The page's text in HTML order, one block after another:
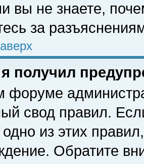
вы не знаете,
за
получил
форуме
свод правил.
из этих
Обратите